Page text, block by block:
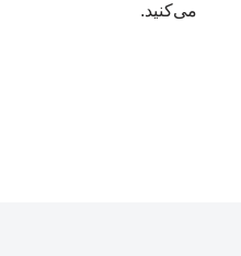
می‌کنید.